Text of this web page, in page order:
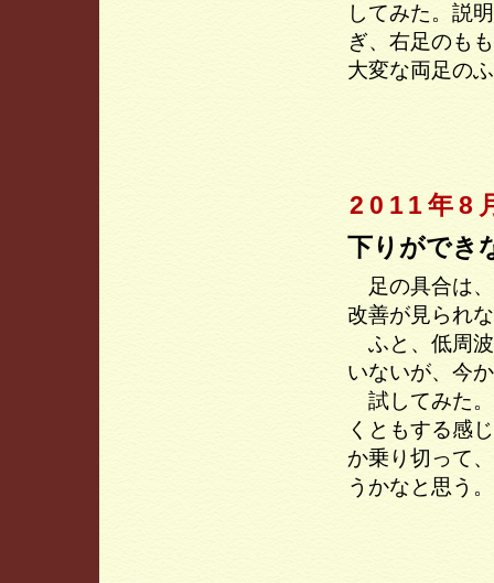
してみた。説
ぎ、右足のも
大変な両足の
2011年8
下りができ
足の具合は、
改善が見られ
ふと、低周波
いないが、今
試してみた。
くともする感
か乗り切って
うかなと思う。